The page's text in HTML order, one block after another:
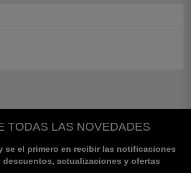
TODAS LAS NOVEDADES
se el primero en recibir las notificaciones
descuentos, actualizaciones y ofertas